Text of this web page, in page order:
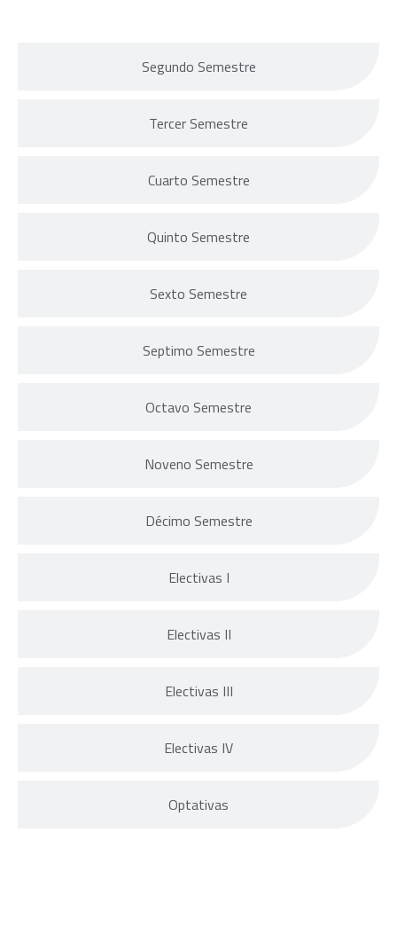
Segundo Semestre
Tercer Semestre
Cuarto Semestre
Quinto Semestre
Sexto Semestre
Septimo Semestre
Octavo Semestre
Noveno Semestre
Décimo Semestre
Electivas I
Electivas II
Electivas III
Electivas IV
Optativas